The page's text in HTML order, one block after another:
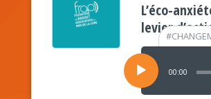
#
L’éco-
levier
Lecteur
audio
00:00